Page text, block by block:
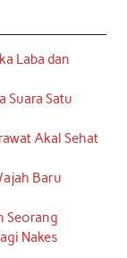
Laba dan
Suara Satu
Akal Sehat
Baru
Seorang
Nakes